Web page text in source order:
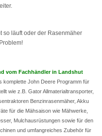
so läuft oder der Rasenmäher
vom Fachhändler in Landshut
komplette John Deere Programm für
wie z.B. Gator Allmaterialtransporter,
Benzinrasenmäher, Akku
für die Mähsaison wie Mähwerke,
Mulchausrüstungen sowie für den
und umfangreiches Zubehör für